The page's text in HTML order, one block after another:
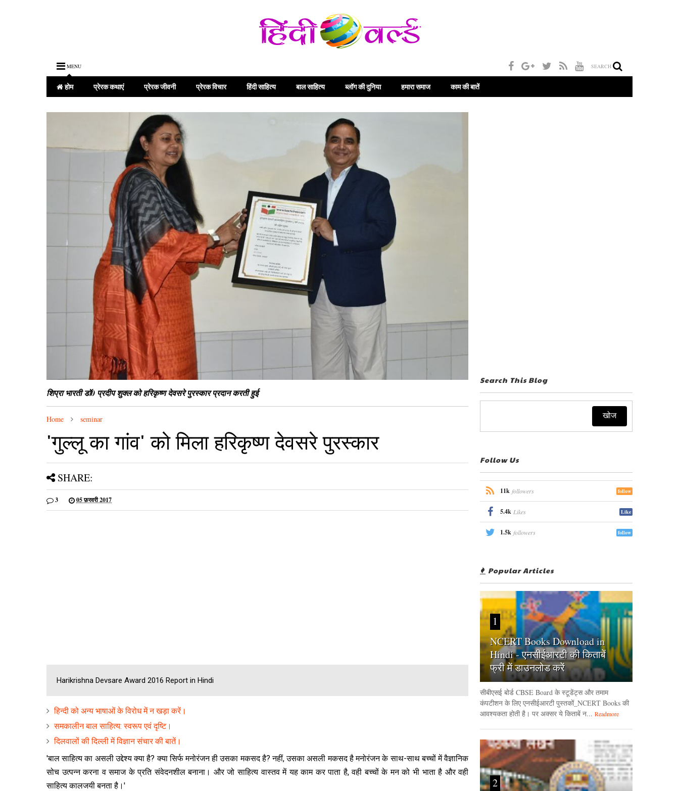
MENU SEARCH
होम प्रेरक कथाएं प्रेरक जीवनी प्रेरक विचार हिंदी साहित्य बाल साहित्य ब्लॉग की दुनिया हमारा समाज काम की बातें
श‍िप्रा भारती डॉ0 प्रदीप शुक्ल को हरिकृष्ण देवसरे पुरस्कार प्रदान करती हुई
Home seminar
'गुल्लू का गांव' को मिला हरिकृष्ण देवसरे पुरस्कार
SHARE:
3 05 फ़रवरी 2017
Harikrishna Devsare Award 2016 Report in Hindi
हिन्‍दी को अन्‍य भाषाओं के विरोध में न खड़ा करें।
समकालीन बाल साहित्‍य: स्‍वरूप एवं दृष्टि।
दिलवालों की दिल्‍ली में विज्ञान संचार की बातें।
'बाल साहित्य का असली उद्देश्य क्या है? क्या सिर्फ मनोरंजन ही उसका मकसद है? नहीं, उसका असली मकसद है मनोरंजन के साथ-साथ बच्चों में वैज्ञानिक
सोच उत्पन्न करना व समाज के प्रति संवेदनशील बनाना। और जो साहित्य वास्तव में यह काम कर पाता है, वही बच्चों के मन को भी भाता है और वही
साहित्य कालजयी बनता है।'
Search This Blog
Follow Us
11k followers follow
5.4k Likes Like
1.5k followers follow
Popular Articles
1
NCERT Books Download in
Hindi - एनसीईआरटी की किताबें
फ्री में डाउनलोड करें
सीबीएसई बोर्ड CBSE Board के स्टूडेंट्स और तमाम
कंपटीशन के लिए एनसीईआरटी पुस्तकों_NCERT Books की
आवश्यकता होती है। पर अक्सर ये किताबें न... Readmore
2